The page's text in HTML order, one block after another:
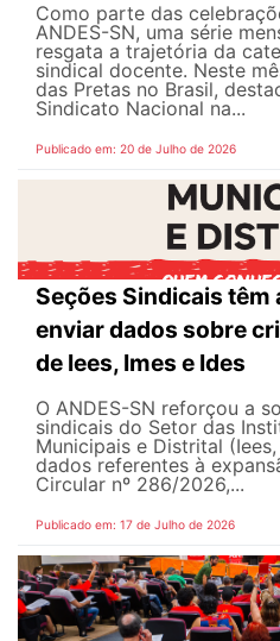
Como parte das
ANDES-SN, uma série
resgata a trajetória da
sindical docente. Neste
das Pretas no Brasil,
Sindicato Nacional na...
Publicado em: 20 de Julho de 2026
Seções Sindicais têm
enviar dados sobre
de Iees, Imes e Ides
O ANDES-SN reforçou a
sindicais do Setor das
Municipais e Distrital
dados referentes à
Circular nº 286/2026,...
Publicado em: 17 de Julho de 2026